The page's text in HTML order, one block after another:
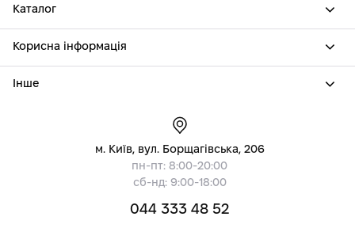
Каталог
Корисна інформація
Інше
м. Київ, вул. Борщагівська, 206
пн-пт: 8:00-20:00
сб-нд: 9:00-18:00
044 333 48 52